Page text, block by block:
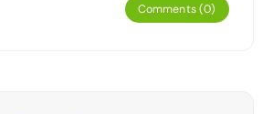
Comments (0)